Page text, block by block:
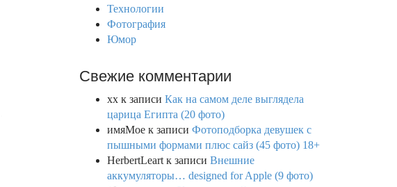
Технологии
Фотография
Юмор
Свежие комментарии
xx к записи Как на самом деле выглядела
царица Египта (20 фото)
имяМое к записи Фотоподборка девушек с
пышными формами плюс сайз (45 фото) 18+
HerbertLeart к записи Внешние
аккумуляторы… designed for Apple (9 фото)